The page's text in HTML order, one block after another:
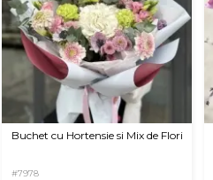
Buchet cu Hortensie si Mix de Flori
#7978